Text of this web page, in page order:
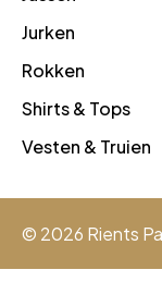
Jurken
Rokken
Shirts & Tops
Vesten & Truien
© 2026 Rients